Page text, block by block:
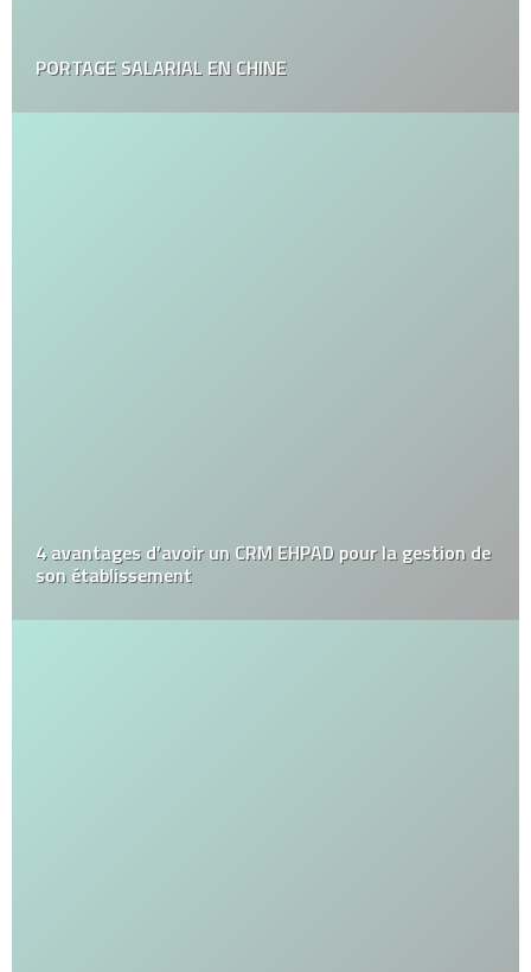
PORTAGE SALARIAL EN CHINE
4 avantages d’avoir un CRM EHPAD pour la gestion de
son établissement